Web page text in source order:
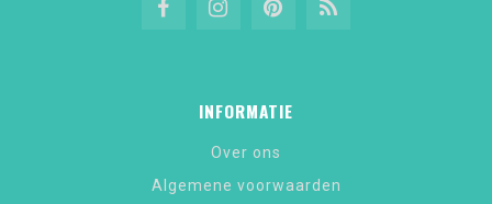
INFORMATIE
Over ons
Algemene voorwaarden